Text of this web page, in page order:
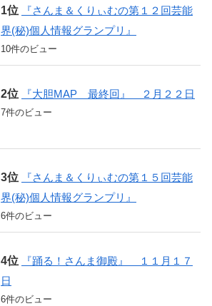
『さんま＆くりぃむの第１２回芸能
界(秘)個人情報グランプリ』
10件のビュー
『大胆MAP 最終回』 ２月２２日
7件のビュー
『さんま＆くりぃむの第１５回芸能
界(秘)個人情報グランプリ』
6件のビュー
『踊る！さんま御殿』 １１月１７
日
6件のビュー